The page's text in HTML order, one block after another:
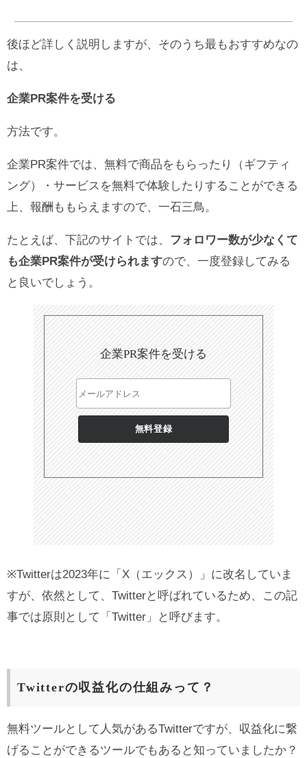
後ほど詳しく説明しますが、そのうち最もおすすめなの
は、
企業PR案件を受ける
方法です。
企業PR案件では、無料で商品をもらったり（ギフティ
ング）・サービスを無料で体験したりすることができる
上、報酬ももらえますので、一石三鳥。
たとえば、下記のサイトでは、 フォロワー数が少なくて
も企業PR案件が受けられますので、一度登録してみる
と良いでしょう。
※Twitterは2023年に「X（エックス）」に改名していま
すが、依然として、Twitterと呼ばれているため、この記
事では原則として「Twitter」と呼びます。
Twitterの収益化の仕組みって？
無料ツールとして人気があるTwitterですが、収益化に繋
げることができるツールでもあると知っていましたか？